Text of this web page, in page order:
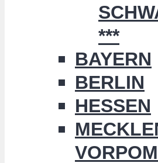
***
BAYERN
BERLIN
HESSEN